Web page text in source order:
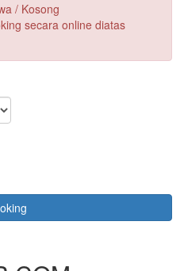
/ Kosong
secara online diatas